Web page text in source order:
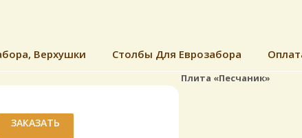
Верхушки Столбы Для Еврозабора
ЗАКАЗАТЬ
Плита «Песчаник»